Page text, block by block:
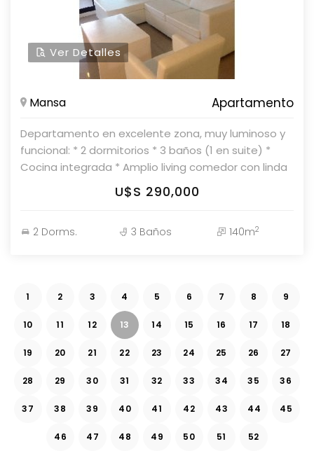
Ver Detalles
Mansa Apartamento
Departamento en excelente zona, muy luminoso y
funcional: * 2 dormitorios * 3 baños (1 en suite) *
Cocina integrada * Amplio living comedor con linda
vista * Cochera * Baulera * Edificio con amenities
Parolin & Asociados Propiedades Consulte con
U$S 290,000
2 Dorms. 3 Baños 140m2
1 2 3 4 5 6 7 8 9
10 11 12 13 14 15 16 17 18
19 20 21 22 23 24 25 26 27
28 29 30 31 32 33 34 35 36
37 38 39 40 41 42 43 44 45
46 47 48 49 50 51 52